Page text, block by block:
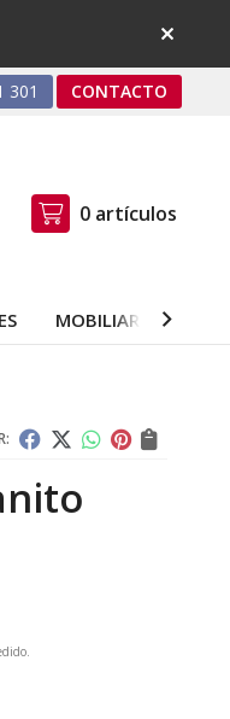
301 CONTACTO
0 artículos
MOBILIARIO Y